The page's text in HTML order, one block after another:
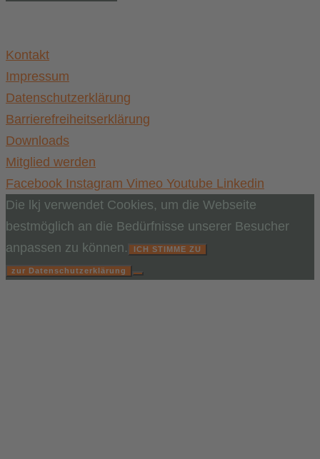
Kontakt
Impressum
Datenschutzerklärung
Barrierefreiheitserklärung
Downloads
Mitglied werden
Facebook Instagram Vimeo Youtube Linkedin
Die lkj verwendet Cookies, um die Webseite
bestmöglich an die Bedürfnisse unserer Besucher
anpassen zu können.
ICH STIMME ZU
zur Datenschutzerklärung